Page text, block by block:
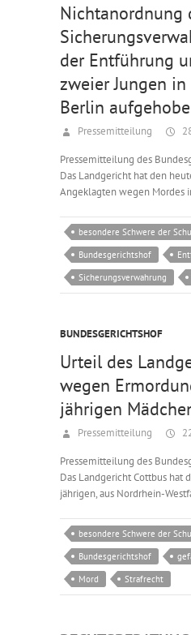
Nichtanordnung
der Entführung
zweier Jungen
Berlin
Pressemitteilung
Pressemitteilung des
Das Landgericht hat den
Angeklagten wegen Mordes
besondere Schwere der
Bundesgerichtshof
Sicherungsverwahrung
BUNDESGERICHTSHOF
Urteil des
wegen
jährigen
Pressemitteilung
Pressemitteilung des
Das Landgericht Cottbus hat
jährigen, aus Nordrhein-
besondere Schwere der
Bundesgerichtshof
Mord
Strafrecht